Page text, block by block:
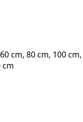
cm, 80 cm, 100 cm,
cm